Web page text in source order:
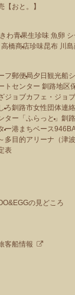
【おと。】
わ青果生珍味 魚卵
橋商店珍味昆布 川
フ郵便局夕日観光船
トセンター 釧路地区
ジョブカフェ・ジョ
ろ釧路市女性団体連
ター「ふらっと」釧
ー港まちベース
多目的アリーナ（津
表
の見どころ
客船情報